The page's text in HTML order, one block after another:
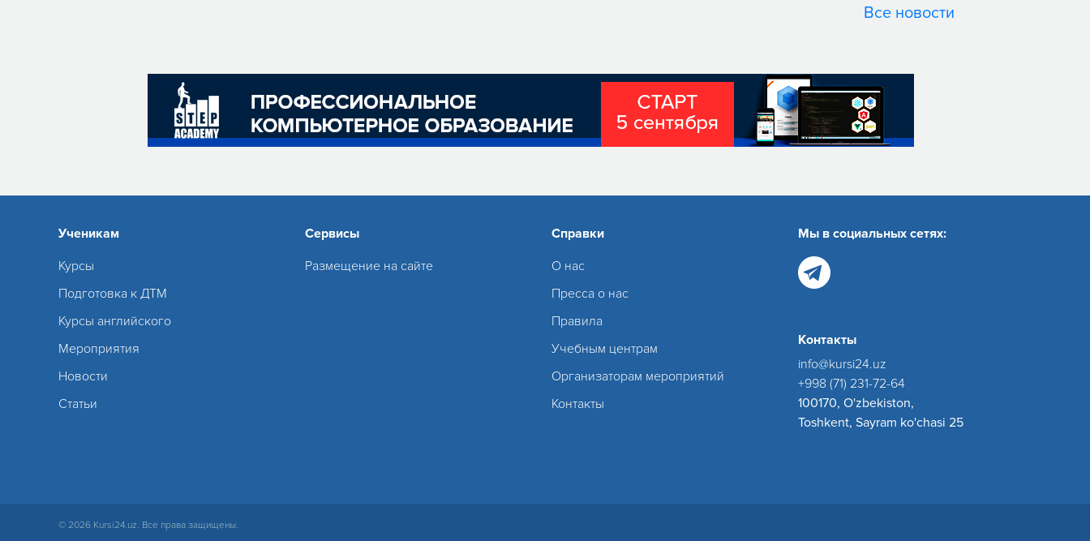
Все новости
Ученикам
Курсы
Подготовка к ДТМ
Курсы английского
Мероприятия
Новости
Статьи
Сервисы
Размещение на сайте
Справки
О нас
Пресса о нас
Правила
Учебным центрам
Организаторам мероприятий
Контакты
Мы в социальных сетях:
Контакты
info@kursi24.uz
+998 (71) 231-72-64
100170, O'zbekiston,
Toshkent, Sayram ko'chasi 25
© 2026 Kursi24.uz. Все права защищены.